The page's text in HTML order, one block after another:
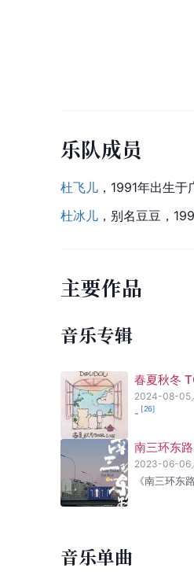
乐队成员
杜飞儿 ，1991年出生
杜冰儿 ，别名豆豆，
主要作品
音乐专辑
春夏秋冬
2024-08-05
- [26]
南三环东路
2023-06-06
《南三环东
音乐单曲